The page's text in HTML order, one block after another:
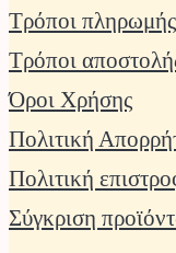
Τρόποι πληρωμής
Τρόποι
Όροι Χρήσης
Πολιτική
Πολιτική
Σύγκριση